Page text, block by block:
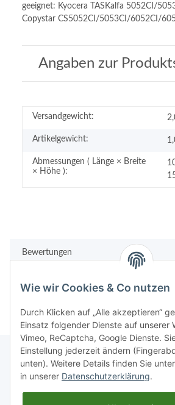
geeignet: Kyocera TASKalfa 5052CI/
Copystar CS5052CI/5053CI/6052CI/
Angaben zur
Versandgewicht:
Artikelgewicht:
Abmessungen ( Länge × Breite
× Höhe ):
Bewertungen
Rechtliches
Wie wir Cookies & Co nutzen
Durch Klicken auf „Alle akzeptieren“
Einsatz folgender Dienste auf unserer
Vimeo, ReCaptcha, Google Dienste.
Einstellung jederzeit ändern
unten). Weitere Details finden Sie unter
in unserer Datenschutzerklärung.